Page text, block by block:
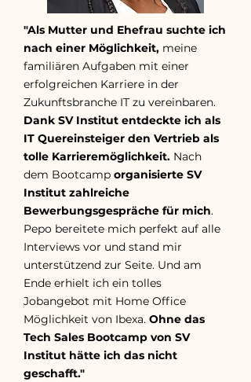
"Als Mutter und Ehefrau suchte ich
nach einer Möglichkeit, meine
familiären Aufgaben mit einer
erfolgreichen Karriere in der
Zukunftsbranche IT zu vereinbaren.
Dank SV Institut entdeckte ich als
IT Quereinsteiger den Vertrieb als
tolle Karrieremöglichkeit. Nach
dem Bootcamp organisierte SV
Institut zahlreiche
Bewerbungsgespräche für mich.
Pepo bereitete mich perfekt auf alle
Interviews vor und stand mir
unterstützend zur Seite. Und am
Ende erhielt ich ein tolles
Jobangebot mit Home Office
Möglichkeit von Ibexa. Ohne das
Tech Sales Bootcamp von SV
Institut hätte ich das nicht
geschafft."